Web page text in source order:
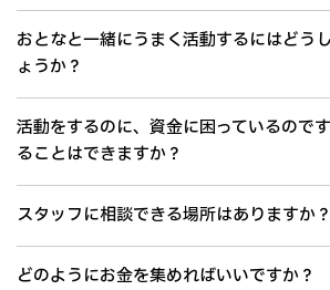
おとなと一緒にうまく活動するにはどう
ょうか？
活動をするのに、資金に困っているので
ることはできますか？
スタッフに相談できる場所はありますか？
どのようにお金を集めればいいですか？